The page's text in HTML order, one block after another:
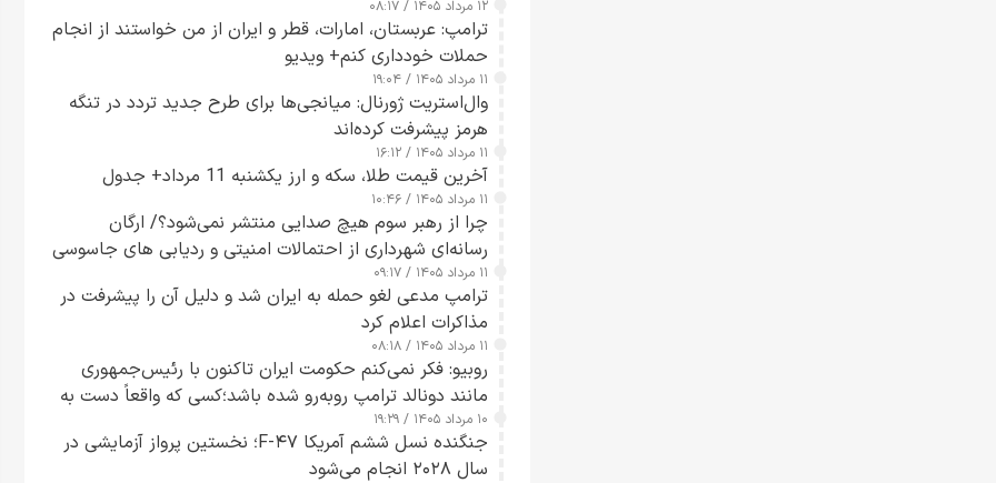
۱۲ مرداد ۱۴۰۵ / ۰۸:۱۷
ترامپ: عربستان، امارات، قطر و ایران از من خواستند از انجام
حملات خودداری کنم+ ویدیو
۱۱ مرداد ۱۴۰۵ / ۱۹:۰۴
وال‌استریت ژورنال: میانجی‌ها برای طرح جدید تردد در تنگه
هرمز پیشرفت کرده‌اند
۱۱ مرداد ۱۴۰۵ / ۱۶:۱۲
آخرین قیمت طلا، سکه و ارز یکشنبه 11 مرداد+ جدول
۱۱ مرداد ۱۴۰۵ / ۱۰:۴۶
چرا از رهبر سوم هیچ صدایی منتشر نمی‌شود؟/ ارگان
رسانه‌ای شهرداری از احتمالات امنیتی و ردیابی های جاسوسی
گفت
۱۱ مرداد ۱۴۰۵ / ۰۹:۱۷
ترامپ مدعی لغو حمله به ایران شد و دلیل آن را پیشرفت در
مذاکرات اعلام کرد
۱۱ مرداد ۱۴۰۵ / ۰۸:۱۸
روبیو: فکر نمی‌کنم حکومت ایران تاکنون با رئیس‌جمهوری
مانند دونالد ترامپ روبه‌رو شده باشد؛کسی که واقعاً دست به
اقدام می‌زند
۱۰ مرداد ۱۴۰۵ / ۱۹:۲۹
جنگنده نسل ششم آمریکا F-۴۷؛ نخستین پرواز آزمایشی در
سال ۲۰۲۸ انجام می‌شود